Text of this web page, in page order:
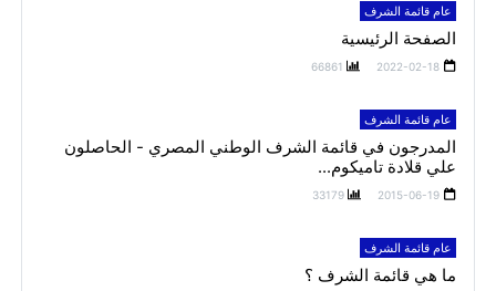
عام قائمة الشرف
الصفحة الرئيسية
2022-02-18
66861
عام قائمة الشرف
المدرجون في قائمة الشرف الوطني المصري - الحاصلون
علي قلادة تاميكوم...
2015-06-19
33179
عام قائمة الشرف
ما هي قائمة الشرف ؟